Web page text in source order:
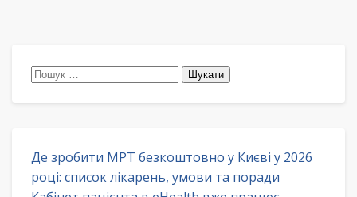
Пошук:
Де зробити МРТ безкоштовно у Києві у 2026
році: список лікарень, умови та поради